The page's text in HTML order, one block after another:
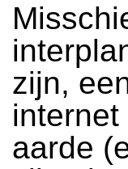
zijn,
aarde